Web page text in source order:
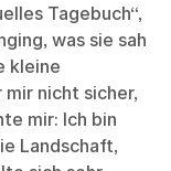
Tagebuch“,
was sie sah
kleine
mir nicht sicher,
mir: Ich bin
Landschaft,